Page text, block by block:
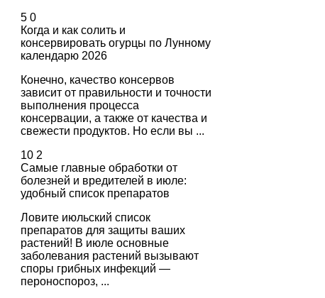
5 0
Когда и как солить и
консервировать огурцы по Лунному
календарю 2026
Конечно, качество консервов
зависит от правильности и точности
выполнения процесса
консервации, а также от качества и
свежести продуктов. Но если вы ...
10 2
Самые главные обработки от
болезней и вредителей в июле:
удобный список препаратов
Ловите июльский список
препаратов для защиты ваших
растений! В июле основные
заболевания растений вызывают
споры грибных инфекций —
пероноспороз, ...